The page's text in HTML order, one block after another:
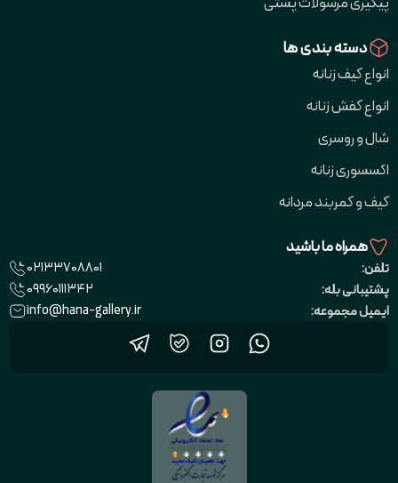
دسته بندی ها
انواع کیف زنانه
انواع کفش زنانه
شال و روسری
اکسسوری زنانه
کیف و کمربند مردانه
همراه ما باشید
تلفن:
02133708801
پشتیبانی بله:
09960111342
ایمیل مجموعه:
info@hana-gallery.ir